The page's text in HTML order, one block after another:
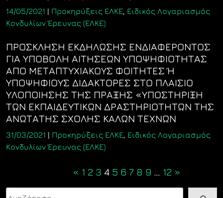
14/05/2021 | Προκηρύξεις ΕΛΚΕ, Ειδικός Λογαριασμός
Κονδυλίων Έρευνας (ΕΛΚΕ)
ΠΡΟΣΚΛΗΣΗ ΕΚΔΗΛΩΣΗΣ ΕΝΔΙΑΦΕΡΟΝΤΟΣ
ΓΙΑ ΥΠΟΒΟΛΗ ΑΙΤΗΣΕΩΝ ΥΠΟΨΗΦΙΟΤΗΤΑΣ
ΑΠΟ ΜΕΤΑΠΤΥΧΙΑΚΟΥΣ ΦΟΙΤΗΤΕΣ Ή
ΥΠΟΨΗΦΙΟΥΣ ΔΙΔΑΚΤΟΡΕΣ ΣΤΟ ΠΛΑΙΣΙΟ
ΥΛΟΠΟΙΗΣΗΣ ΤΗΣ ΠΡΑΞΗΣ «ΥΠΟΣΤΗΡΙΞΗ
ΤΩΝ ΕΚΠΑΙΔΕΥΤΙΚΩΝ ΔΡΑΣΤΗΡΙΟΤΗΤΩΝ ΤΗΣ
ΑΝΩΤΑΤΗΣ ΣΧΟΛΗΣ ΚΑΛΩΝ ΤΕΧΝΩΝ
31/03/2021 | Προκηρύξεις ΕΛΚΕ, Ειδικός Λογαριασμός
Κονδυλίων Έρευνας (ΕΛΚΕ)
navigation
« 1 2 3 4 5 6 7 8 9 … 12 »
Αναζήτηση